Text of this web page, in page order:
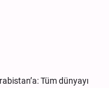
Tüm dünyayı